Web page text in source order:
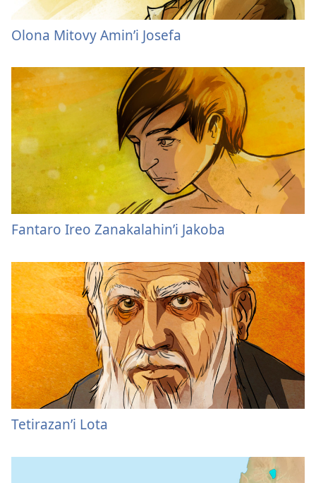
Olona Mitovy Amin’i Josefa
Fantaro Ireo Zanakalahin’i Jakoba
Tetirazan’i Lota